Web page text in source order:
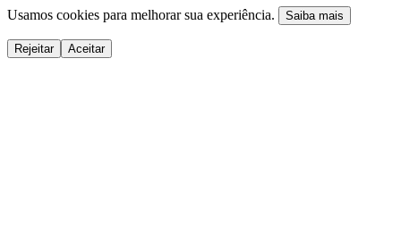
Usamos cookies para melhorar sua experiência. Saiba mais
Rejeitar Aceitar